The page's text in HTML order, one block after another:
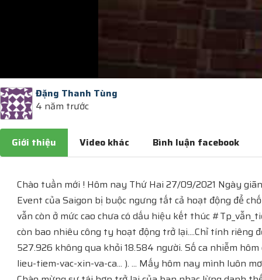
Đặng Thanh Tùng
4 năm trước
Giới thiệu Video khác Bình luận facebook
Chào tuần mới ! Hôm nay Thứ Hai 27/09/2021 Ngày
Event của Saigon bị buộc ngưng tất cả hoạt động để
vẫn còn ở mức cao chưa có dấu hiệu kết thúc
còn bao nhiêu công ty hoạt động trở lại....Chỉ tính riêng
527.926 không qua khỏi 18.584 người. Số ca nhiễm
lieu-tiem-vac-xin-va-ca... ). ... Mấy hôm nay mình luôn